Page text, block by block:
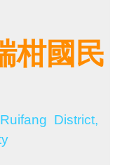
柑國民
District,